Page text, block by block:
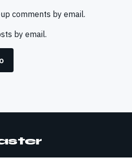
comments by email.
by email.